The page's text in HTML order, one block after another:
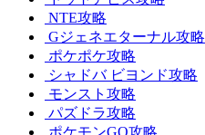
NTE攻略
Gジェネエターナル攻略
ポケポケ攻略
シャドバ ビヨンド攻略
モンスト攻略
パズドラ攻略